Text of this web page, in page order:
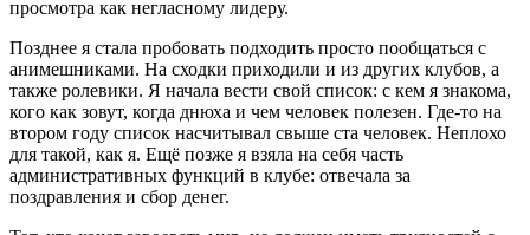
просмотра как негласному лидеру.
Позднее я стала пробовать подходить просто пообщаться с
анимешниками. На сходки приходили и из других клубов, а
также ролевики. Я начала вести свой список: с кем я знакома,
кого как зовут, когда днюха и чем человек полезен. Где-то на
втором году список насчитывал свыше ста человек. Неплохо
для такой, как я. Ещё позже я взяла на себя часть
административных функций в клубе: отвечала за
поздравления и сбор денег.